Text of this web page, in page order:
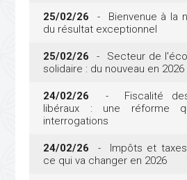
25/02/26 - Bienvenue à la
du résultat exceptionnel
25/02/26 - Secteur de
solidaire : du nouveau en 2026
24/02/26 - Fiscalité des
libéraux : une réforme
interrogations
24/02/26 - Impôts et taxes
ce qui va changer en 2026